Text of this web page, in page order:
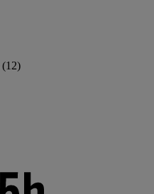
(12)